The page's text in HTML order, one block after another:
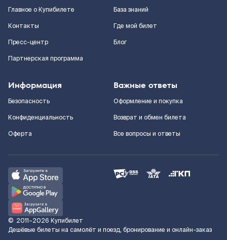
Главное о Купибилете
Контакты
Пресс-центр
Партнерская программа
База знаний
Где мой билет
Блог
Информация
Безопасность
Конфиденциальность
Оферта
Важные ответы
Оформление и покупка
Возврат и обмен билета
Все вопросы и ответы
© 2011–2026 Купибилет
Дешёвые билеты на самолёт и поезд, бронирование и онлайн-заказ